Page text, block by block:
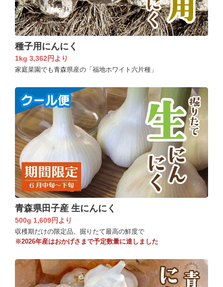
種子用にんにく
1kg 3,362円より
家庭菜園でも青森県産の「福地ホワイト六片種」
青森県田子産 生にんにく
500g 1,609円より
収穫期だけの限定品。掘りたて最高の鮮度で
※2026年産はおかげさまで予定数量に達しました